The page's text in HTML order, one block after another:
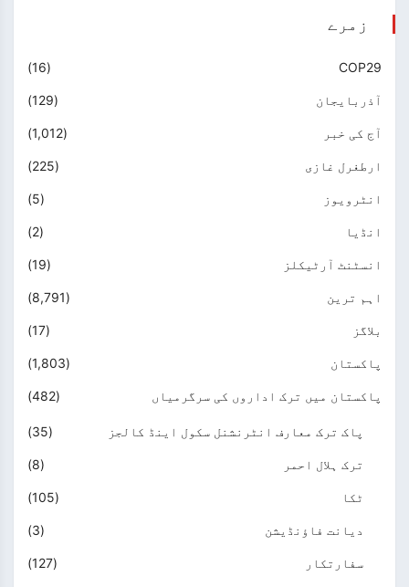
زمرے
COP29
(16)
آذربایجان (129)
آج کی خبر (1,012)
ارطغرل غازی (225)
انٹرویوز (5)
انڈیا (2)
انسٹنٹ آرٹیکلز (19)
اہم ترین (8,791)
بلاگز (17)
پاکستان (1,803)
پاکستان میں ترک اداروں کی سرگرمیاں (482)
پاک ترک معارف انٹرنشنل سکول اینڈ کالجز (35)
ترک ہلال احمر (8)
ٹکا (105)
دیانت فاؤنڈیشن (3)
سفارتکار (127)